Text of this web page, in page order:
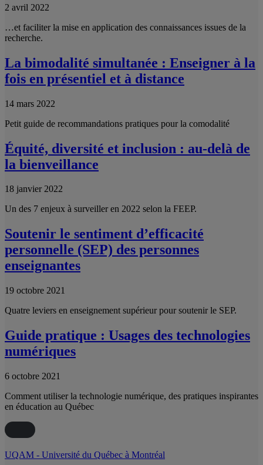
2 avril 2022
…et faciliter la mise en application des connaissances issues de la
recherche.
La bimodalité simultanée : Enseigner à la
fois en présentiel et à distance
14 mars 2022
Petit guide de recommandations pratiques pour la comodalité
Équité, diversité et inclusion : au-delà de
la bienveillance
18 janvier 2022
Un des 7 enjeux à surveiller en 2022 selon la FEEP.
Soutenir le sentiment d’efficacité
personnelle (SEP) des personnes
enseignantes
19 octobre 2021
Quatre leviers en enseignement supérieur pour soutenir le SEP.
Guide pratique : Usages des technologies
numériques
6 octobre 2021
Comment utiliser la technologie numérique, des pratiques inspirantes
en éducation au Québec
UQAM - Université du Québec à Montréal